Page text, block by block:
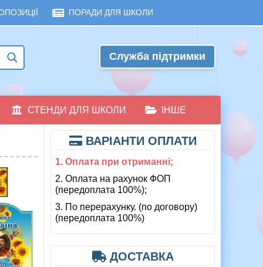
ПОРАДИ ДЛЯ ШКОЛИ
Служба підтримки
СТЕНДИ ДЛЯ ШКОЛИ ІНШЕ
ВАРІАНТИ ОПЛАТИ
1. Оплата при отриманні;
2. Оплата на рахунок ФОП
(передоплата 100%);
3. По перерахунку. (по договору)
(передоплата 100%)
ДОСТАВКА